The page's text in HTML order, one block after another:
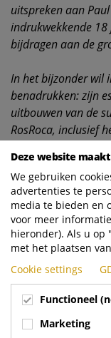
uitspreken aan
indrukwekkende
bijdragen aan de
In het bijzonder wil
benadrukken: zijn
uitbouwen van de
RosRoca, inclusief
bijdrage aan de
Business Lease
We wensen Paul
Royal Terberg Group
transportvoertuigen,
innovatie, duurzaamheid
Deze website
We gebruiken
advertenties te
media te bieden en
voor meer
hieronder). Als u op
met het plaatsen
Cookie settings
Functioneel
Marketing